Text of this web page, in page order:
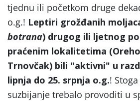
tjednu ili početkom druge
o.g.! Leptiri grožđanih
botrana) drugog ili ljetnog
praćenim lokalitetima
Trnovčak) bili "aktivni" u
lipnja do 25. srpnja o.g.!
suzbijanje trebalo provoditi u